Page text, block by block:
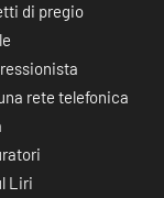
di pregio
rete telefonica
Liri